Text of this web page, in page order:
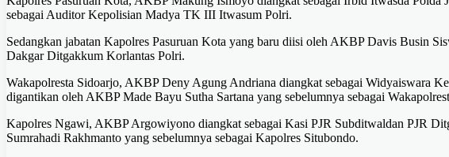
sebagai Auditor Kepolisian Madya TK III Itwasum Polri.
Sedangkan jabatan Kapolres Pasuruan Kota yang baru diisi oleh AKBP Davis Busin
Dakgar Ditgakkum Korlantas Polri.
Wakapolresta Sidoarjo, AKBP Deny Agung Andriana diangkat sebagai Widyaiswara
digantikan oleh AKBP Made Bayu Sutha Sartana yang sebelumnya sebagai
Kapolres Ngawi, AKBP Argowiyono diangkat sebagai Kasi PJR Subditwaldan PJR
Sumrahadi Rakhmanto yang sebelumnya sebagai Kapolres Situbondo.